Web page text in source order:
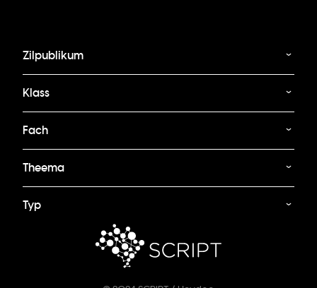
Zilpublikum
Klass
Fach
Theema
Typ